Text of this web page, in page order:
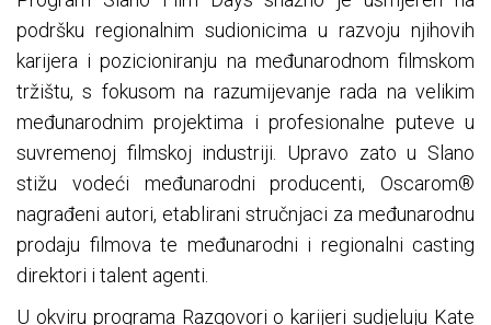
podršku regionalnim sudionicima u razvoju njihovih
karijera i pozicioniranju na međunarodnom filmskom
tržištu, s fokusom na razumijevanje rada na velikim
međunarodnim projektima i profesionalne puteve u
suvremenoj filmskoj industriji. Upravo zato u Slano
stižu vodeći međunarodni producenti, Oscarom®
nagrađeni autori, etablirani stručnjaci za međunarodnu
prodaju filmova te međunarodni i regionalni casting
direktori i talent agenti.
U okviru programa Razgovori o karijeri sudjeluju Kate